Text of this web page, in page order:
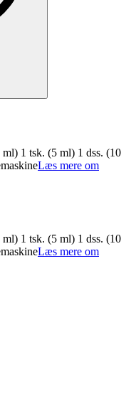
1 tsk. (5 ml) 1 dss. (10
Læs mere om
1 tsk. (5 ml) 1 dss. (10
Læs mere om